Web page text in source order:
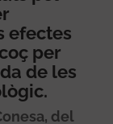
efectes
per
de les
del